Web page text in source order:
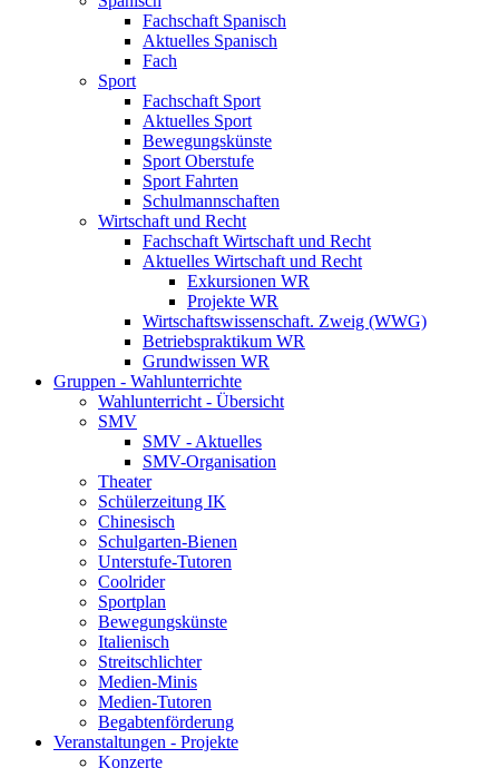
Fachschaft Spanisch
Aktuelles Spanisch
Fach
Sport
Fachschaft Sport
Aktuelles Sport
Bewegungskünste
Sport Oberstufe
Sport Fahrten
Schulmannschaften
Wirtschaft und Recht
Fachschaft Wirtschaft und Recht
Aktuelles Wirtschaft und Recht
Exkursionen WR
Projekte WR
Wirtschaftswissenschaft. Zweig (WWG)
Betriebspraktikum WR
Grundwissen WR
Gruppen - Wahlunterrichte
Wahlunterricht - Übersicht
SMV
SMV - Aktuelles
SMV-Organisation
Theater
Schülerzeitung IK
Chinesisch
Schulgarten-Bienen
Unterstufe-Tutoren
Coolrider
Sportplan
Bewegungskünste
Italienisch
Streitschlichter
Medien-Minis
Medien-Tutoren
Begabtenförderung
Veranstaltungen - Projekte
Konzerte